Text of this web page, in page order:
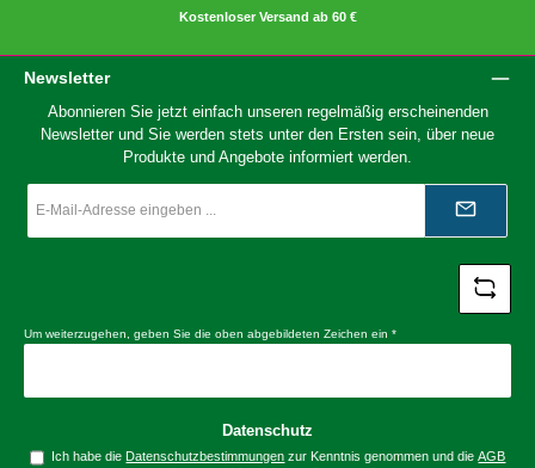
Kostenloser Versand ab 60 €
Newsletter
Abonnieren Sie jetzt einfach unseren regelmäßig erscheinenden
Newsletter und Sie werden stets unter den Ersten sein, über neue
Produkte und Angebote informiert werden.
Mail-
*
Um weiterzugehen, geben Sie die oben abgebildeten Zeichen ein *
Datenschutz
Ich habe dieDatenschutzbestimmungen zur Kenntnis genommen und dieAGB